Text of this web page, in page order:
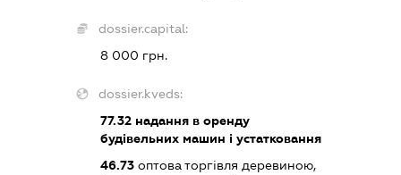
dossier.capital:
8 000 грн.
dossier.kveds:
77.32 надання в оренду
будівельних машин і устатковання
46.73 оптова торгівля деревиною,